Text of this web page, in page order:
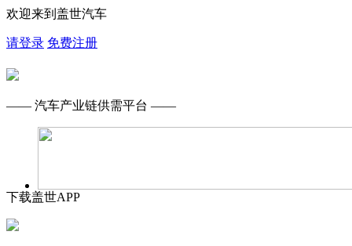
欢迎来到盖世汽车
请登录 免费注册
—— 汽车产业链供需平台 ——
下载盖世APP